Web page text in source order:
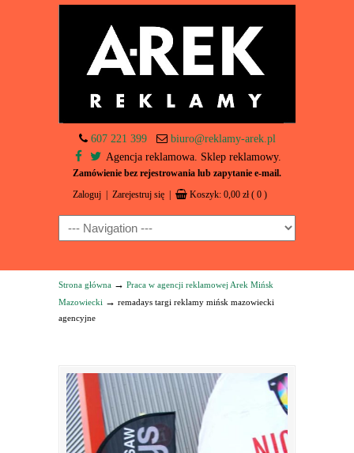
607 221 399
biuro@reklamy-arek.pl
Agencja reklamowa. Sklep reklamowy.
Zamówienie bez rejestrowania lub zapytanie e-mail.
Zaloguj Zarejestruj się Koszyk: 0,00 zł ( 0 )
Navigation
Strona główna → Praca w agencji reklamowej Arek Mińsk
Mazowiecki → remadays targi reklamy mińsk mazowiecki
agencyjne